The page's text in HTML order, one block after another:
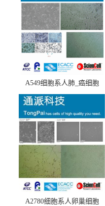
A549细胞系人肺_癌细胞
(A549细胞)
A2780细胞系人卵巢细胞